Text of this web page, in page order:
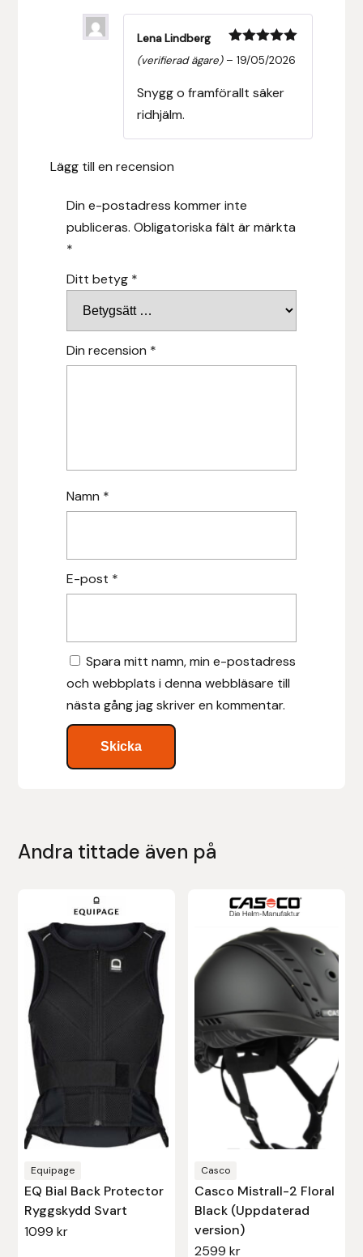
Betygsatt5
av 5
Lena Lindberg
(verifierad ägare) – 19/05/2026
Snygg o framförallt säker
ridhjälm.
Lägg till en recension
Din e-postadress kommer inte
publiceras. Obligatoriska fält är märkta
*
Ditt betyg *
Din recension *
Namn *
E-post *
Spara mitt namn, min e-postadress
och webbplats i denna webbläsare till
nästa gång jag skriver en kommentar.
Andra tittade även på
Equipage
EQ Bial Back Protector
Ryggskydd Svart
1099kr
här
produkten
har
flera
varianter.
De
olika
alternativen
kan
väljas
på
produktsidan
Casco
Casco Mistrall-2 Floral
Black (Uppdaterad
version)
2599 kr
produkten
har
varianter.
De
olika
alternativen
produktsidan
Mias Ridsport
Muck Boot Company
Nammi Godis
Professional’s Choice
Redback
Safehorse of Sweden
Stina Helmersson Bokförlag
Suedwind
Tear-Aid
Tekna
Tidningen Ridsport Island
TöltSaga
TOPREITER
Trikem